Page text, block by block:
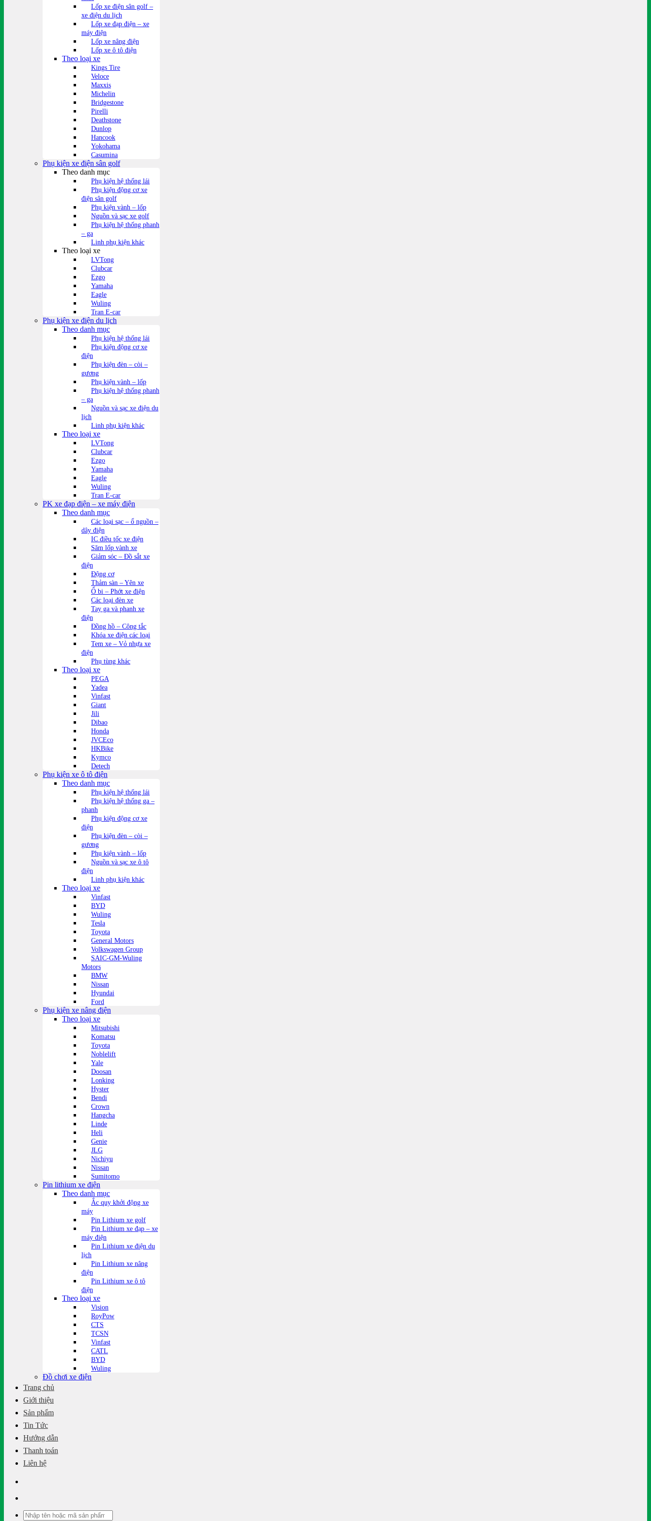
Lốp xe điện sân golf –
xe điện du lịch
Lốp xe đạp điện – xe
máy điện
Lốp xe nâng điện
Lốp xe ô tô điện
Theo loại xe
Kings Tire
Veloce
Maxxis
Michelin
Bridgestone
Pirelli
Deathstone
Dunlop
Hancook
Yokohama
Casumina
Phụ kiện xe điện sân golf
Theo danh mục
Phụ kiện hệ thống lái
Phụ kiện động cơ xe
điện sân golf
Phụ kiện vành – lốp
Nguồn và sạc xe golf
Phụ kiện hệ thống phanh
– ga
Linh phụ kiện khác
Theo loại xe
LVTong
Clubcar
Ezgo
Yamaha
Eagle
Wuling
Tran E-car
Phụ kiện xe điện du lịch
Theo danh mục
Phụ kiện hệ thống lái
Phụ kiện động cơ xe
điện
Phụ kiện đèn – còi –
gương
Phụ kiện vành – lốp
Phụ kiện hệ thống phanh
– ga
Nguồn và sạc xe điện du
lịch
Linh phụ kiện khác
Theo loại xe
LVTong
Clubcar
Ezgo
Yamaha
Eagle
Wuling
Tran E-car
PK xe đạp điện – xe máy điện
Theo danh mục
Các loại sạc – ổ nguồn –
dây điện
IC điều tốc xe điện
Săm lốp vành xe
Giảm sóc – Đồ sắt xe
điện
Động cơ
Thảm sàn – Yên xe
Ổ bi – Phớt xe điện
Các loại đèn xe
Tay ga và phanh xe
điện
Đồng hồ – Công tắc
Khóa xe điện các loại
Tem xe – Vỏ nhựa xe
điện
Phụ tùng khác
Theo loại xe
PEGA
Yadea
Vinfast
Giant
Jili
Dibao
Honda
JVCEco
HKBike
Kymco
Detech
Phụ kiện xe ô tô điện
Theo danh mục
Phụ kiện hệ thống lái
Phụ kiện hệ thống ga –
phanh
Phụ kiện động cơ xe
điện
Phụ kiện đèn – còi –
gương
Phụ kiện vành – lốp
Nguồn và sạc xe ô tô
điện
Linh phụ kiện khác
Theo loại xe
Vinfast
BYD
Wuling
Tesla
Toyota
General Motors
Volkswagen Group
SAIC-GM-Wuling
Motors
BMW
Nissan
Hyundai
Ford
Phụ kiện xe nâng điện
Theo loại xe
Mitsubishi
Komatsu
Toyota
Noblelift
Yale
Doosan
Lonking
Hyster
Bendi
Crown
Hangcha
Linde
Heli
Genie
JLG
Nichiyu
Nissan
Sumitomo
Pin lithium xe điện
Theo danh mục
Ắc quy khởi động xe
máy
Pin Lithium xe golf
Pin Lithium xe đạp – xe
máy điện
Pin Lithium xe điện du
lịch
Pin Lithium xe nâng
điện
Pin Lithium xe ô tô
điện
Theo loại xe
Vision
RoyPow
CTS
TCSN
Vinfast
CATL
BYD
Wuling
Đồ chơi xe điện
Trang chủ
Giới thiệu
Sản phẩm
Tin Tức
Hướng dẫn
Thanh toán
Liên hệ
Tìm